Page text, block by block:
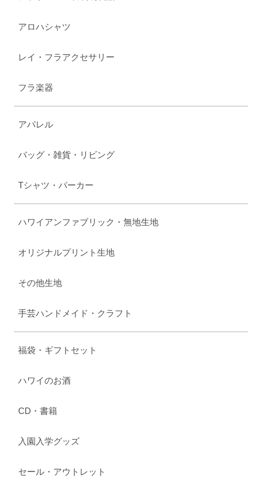
アロハシャツ
レイ・フラアクセサリー
フラ楽器
アパレル
バッグ・雑貨・リビング
Tシャツ・パーカー
ハワイアンファブリック・無地生地
オリジナルプリント生地
その他生地
手芸ハンドメイド・クラフト
福袋・ギフトセット
ハワイのお酒
CD・書籍
入園入学グッズ
セール・アウトレット